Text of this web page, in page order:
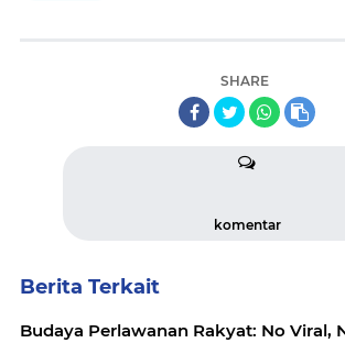
SHARE
komentar
Berita Terkait
Budaya Perlawanan Rakyat: No Viral,